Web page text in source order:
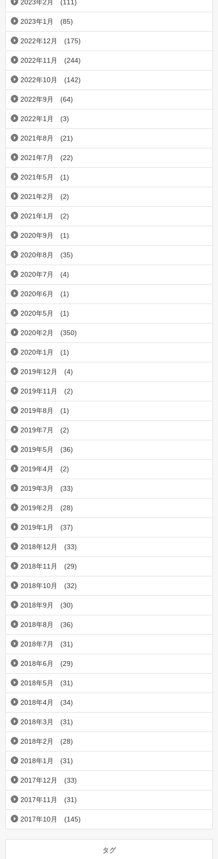
2023年2月 (111)
2023年1月 (85)
2022年12月 (175)
2022年11月 (244)
2022年10月 (142)
2022年9月 (64)
2022年1月 (3)
2021年8月 (21)
2021年7月 (22)
2021年5月 (1)
2021年2月 (2)
2021年1月 (2)
2020年9月 (1)
2020年8月 (35)
2020年7月 (4)
2020年6月 (1)
2020年5月 (1)
2020年2月 (350)
2020年1月 (1)
2019年12月 (4)
2019年11月 (2)
2019年8月 (1)
2019年7月 (2)
2019年5月 (36)
2019年4月 (2)
2019年3月 (33)
2019年2月 (28)
2019年1月 (37)
2018年12月 (33)
2018年11月 (29)
2018年10月 (32)
2018年9月 (30)
2018年8月 (36)
2018年7月 (31)
2018年6月 (29)
2018年5月 (31)
2018年4月 (34)
2018年3月 (31)
2018年2月 (28)
2018年1月 (31)
2017年12月 (33)
2017年11月 (31)
2017年10月 (145)
タグ